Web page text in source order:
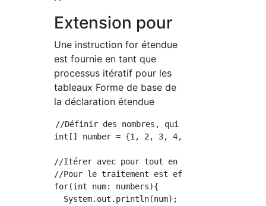
Extension pour
Une instruction for étendue
est fournie en tant que
processus itératif pour les
tableaux Forme de base de
la déclaration étendue
//Définir des nombres, qui est un tableau de
int[] number = {1, 2, 3, 4, 5};
//Itérer avec pour tout en assignant les
//Pour le traitement est effectué pour le
for(int num: numbers){
  System.out.println(num);